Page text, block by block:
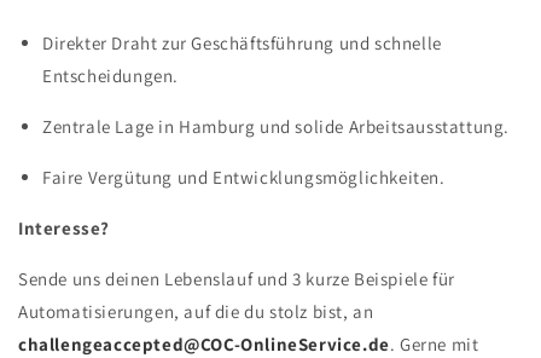
Direkter Draht zur Geschäftsführung und schnelle
Entscheidungen.
Zentrale Lage in Hamburg und solide Arbeitsausstattung.
Faire Vergütung und Entwicklungsmöglichkeiten.
Interesse?
Sende uns deinen Lebenslauf und 3 kurze Beispiele für
Automatisierungen, auf die du stolz bist, an
challengeaccepted@COC-OnlineService.de. Gerne mit